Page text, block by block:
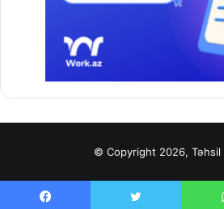
© Copyright 2026, Təhsil